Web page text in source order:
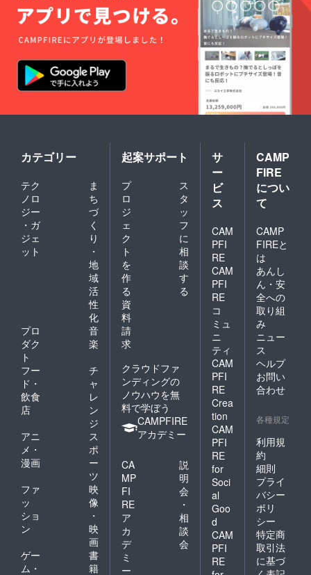
カテゴリー
テク
ノロ
ジー
・ガ
ジェ
ット
ま
ち
づ
く
り
・
地
域
活
性
化
プロ
ダク
ト
音
楽
フー
ド・
飲食
店
チ
ャ
レ
ン
ジ
アニ
メ・
漫画
ス
ポ
ー
ツ
ファ
ッ
ショ
ン
映
像
・
映
画
ゲー
ム・
書
籍
起案サポート
プ
ロ
ジ
ェ
ク
ト
を
作
る
ス
タ
ッ
フ
に
相
談
す
る
資
料
請
求
クラウドファ
ンディングの
ノウハウを無
料で学ぼう
CAMPFIRE
アカデミー
CA
MP
FI
RE
ア
カ
デ
ミ
ー
説
明
会
・
相
談
会
サ
ー
ビ
ス
CAM
PFI
RE
CAM
PFI
RE
コ
ミュ
ニ
ティ
CAM
PFI
RE
Crea
tion
CAM
PFI
RE
for
Soci
al
Goo
d
CAM
PFI
RE
CAMP
FIRE
につい
て
CAMP
FIREと
は
あんし
ん・安
全への
取り組
み
ニュー
ス
ヘルプ
お問い
合わせ
各種規定
利用規
約
細則
プライ
バシー
ポリ
シー
特定商
取引法
に基づ